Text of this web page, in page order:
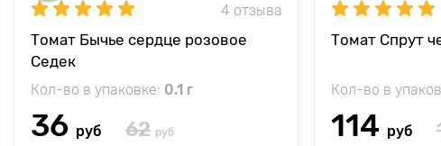
4 отзыва
Томат Бычье сердце розовое
Седек
Кол-во в упаковке: 0.1 г
36 руб 62 руб
Томат Спрут
Кол-во в
114 руб